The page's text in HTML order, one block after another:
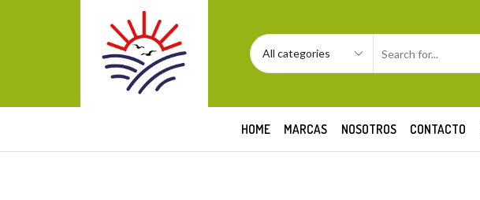
HOME MARCAS NOSOTROS CONTACTO